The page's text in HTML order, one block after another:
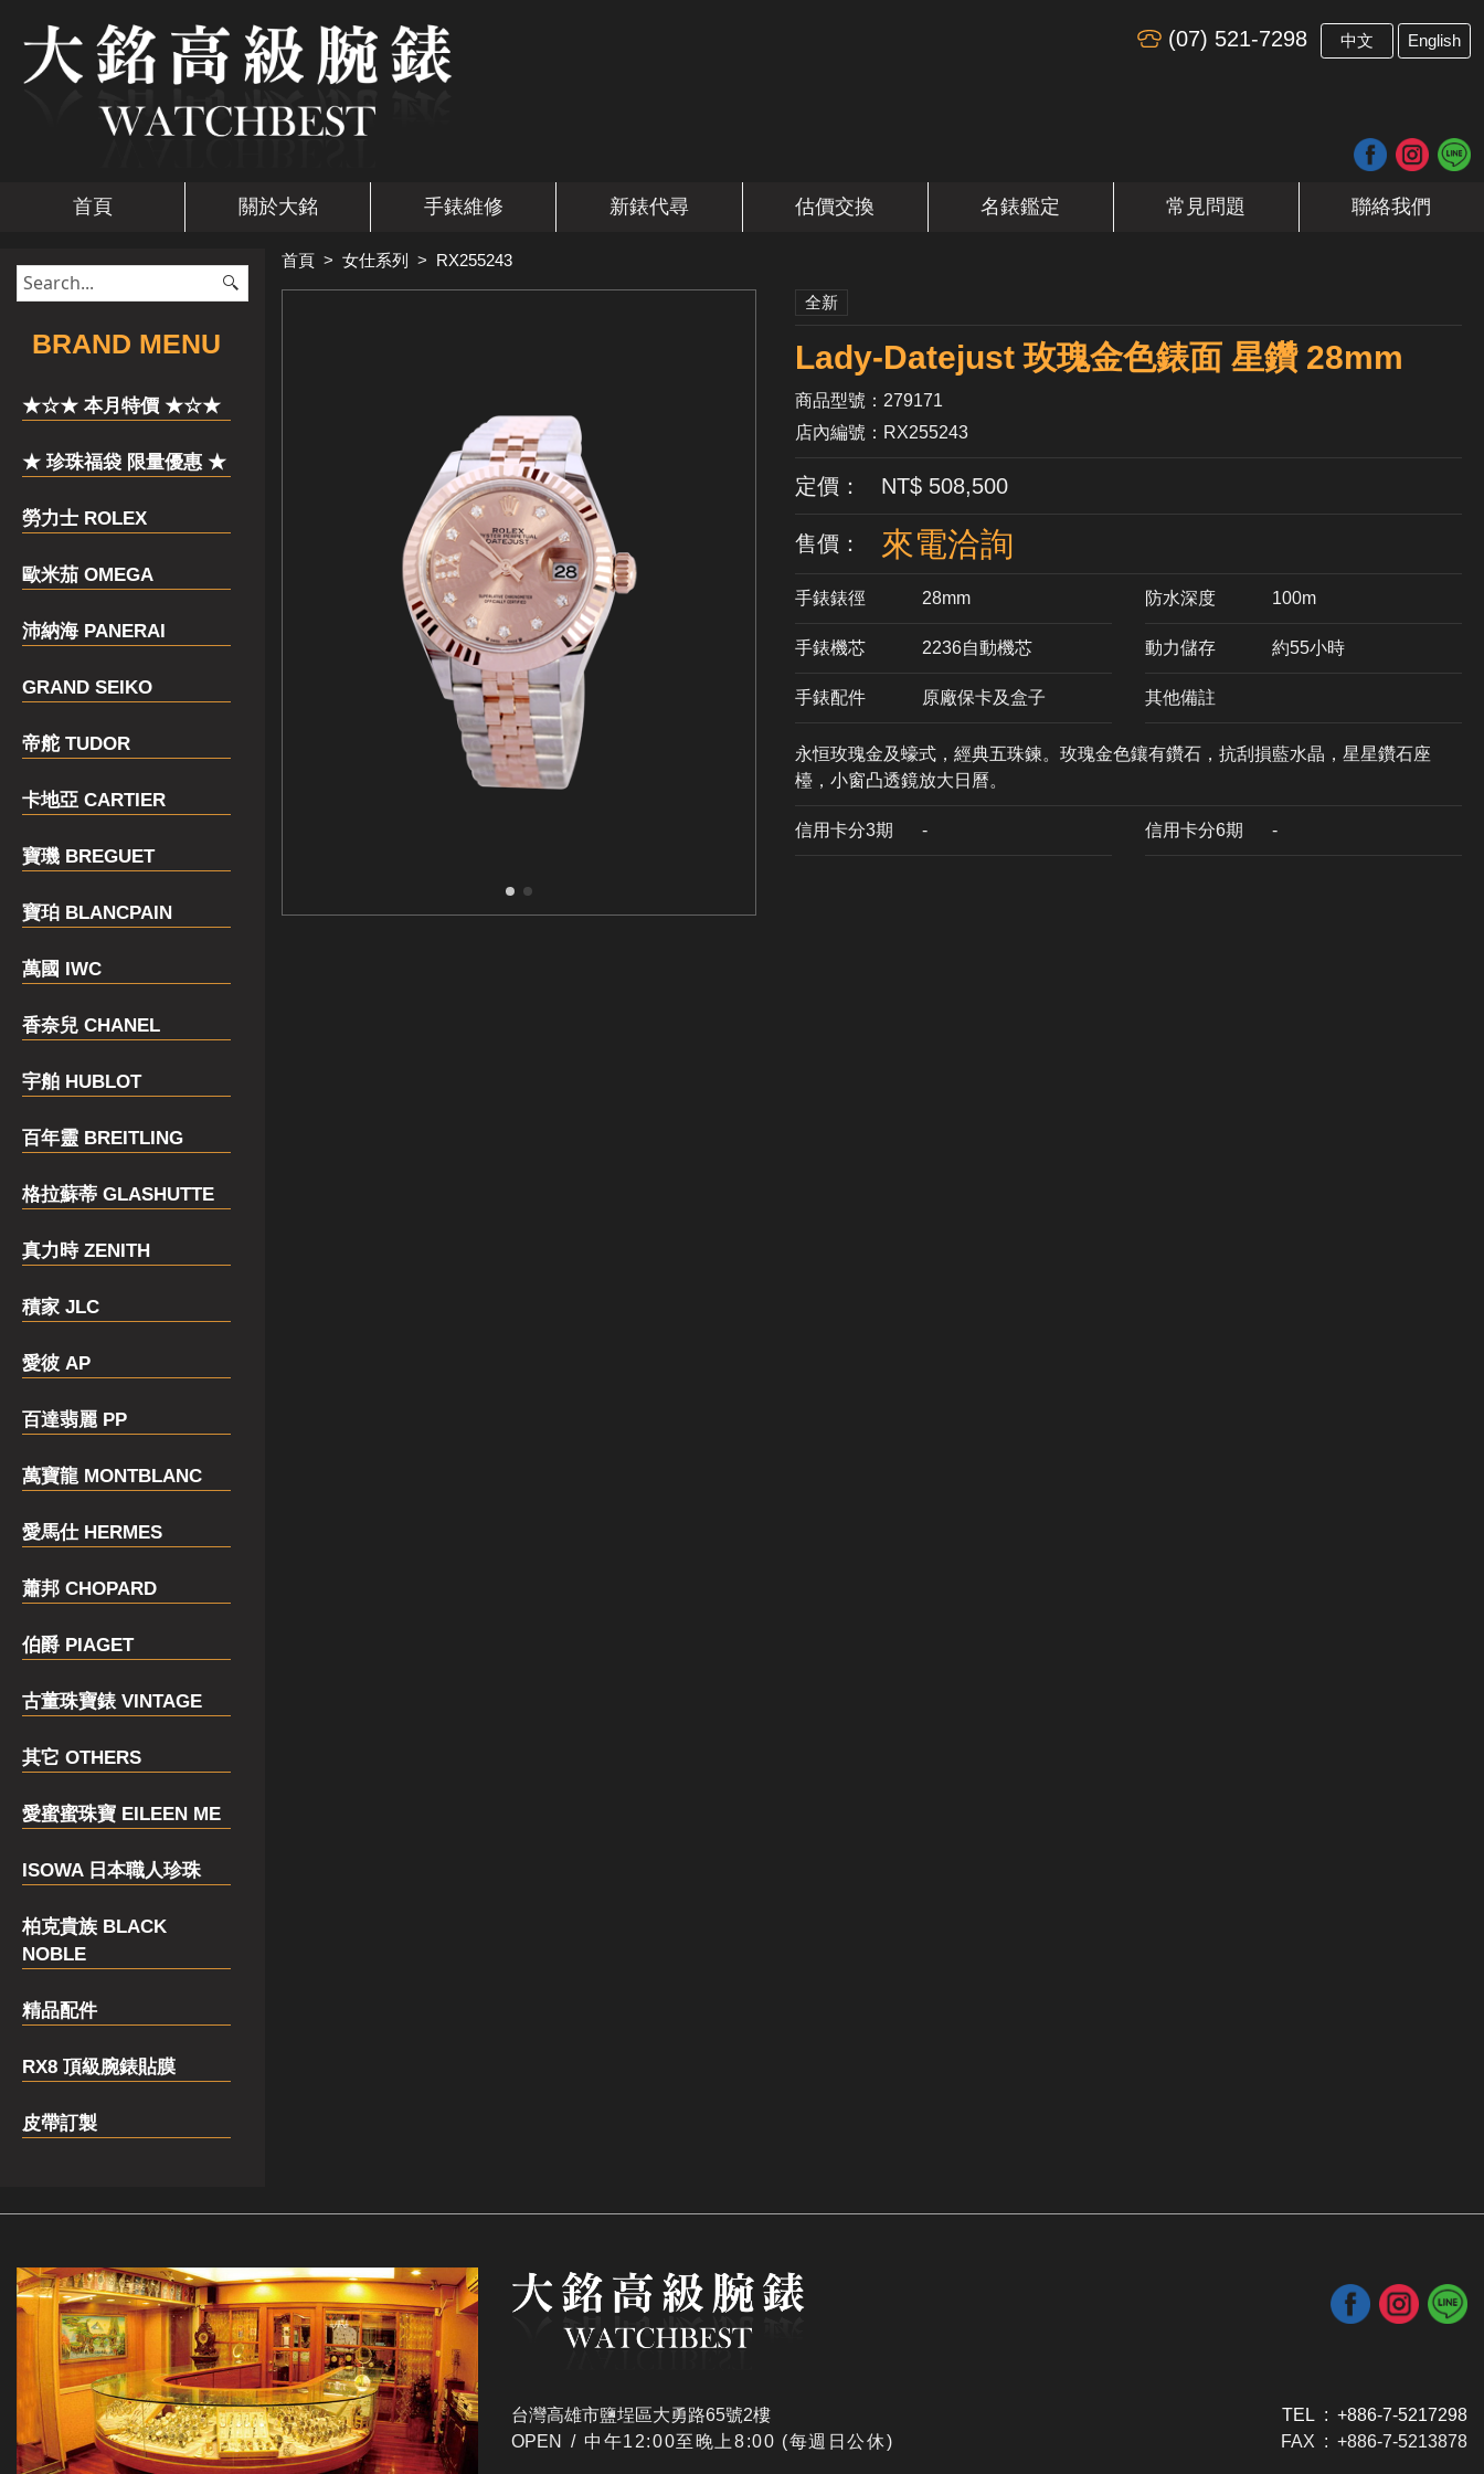
(07) 521-7298 中文 English
首頁 關於大銘 手錶維修 新錶代尋 估價交換 名錶鑑定 常見問題 聯絡我們
​BRAND MENU
★☆★ 本月特價 ★☆★
★ 珍珠福袋 限量優惠 ★
勞力士 ROLEX
歐米茄 OMEGA
沛納海 PANERAI
GRAND SEIKO
帝舵 TUDOR
卡地亞 CARTIER
寶璣 BREGUET
寶珀 BLANCPAIN
萬國 IWC
香奈兒 CHANEL
宇舶 HUBLOT
百年靈 BREITLING
格拉蘇蒂 GLASHUTTE
真力時 ZENITH
積家 JLC
愛彼 AP
百達翡麗 PP
萬寶龍 MONTBLANC
愛馬仕 HERMES
蕭邦 CHOPARD
伯爵 PIAGET
古董珠寶錶 VINTAGE
其它 OTHERS
愛蜜蜜珠寶 EILEEN ME
ISOWA 日本職人珍珠
柏克貴族 BLACK
NOBLE
精品配件
RX8 頂級腕錶貼膜
皮帶訂製
首頁 > 女仕系列 > RX255243
全新
Lady-Datejust 玫瑰金色錶面 星鑽 28mm
商品型號：279171
店內編號：RX255243
定價： NT$ 508,500
售價： 來電洽詢
手錶錶徑 28mm 防水深度 100m
手錶機芯 ​2236自動機芯 動力儲存 約55小時
手錶配件 原廠保卡及盒子 其他備註
永恒玫瑰金及蠔式，經典五珠鍊。玫瑰金色鑲有鑽石，抗刮損藍水晶，星星鑽石座
檯，小窗凸透鏡放大日曆。
信用卡分3期 ​- 信用卡分6期 -
台灣高雄市鹽埕區大勇路65號2樓
OPEN / ​中午12:00至晚上8:00 (每週日公休)
TEL : +886-7-5217298
FAX : +886-7-5213878